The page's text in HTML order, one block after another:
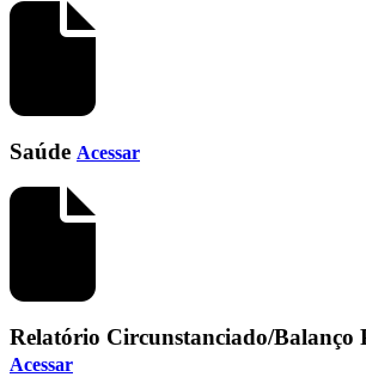
Saúde Acessar
Relatório Circunstanciado/Balanço
Acessar